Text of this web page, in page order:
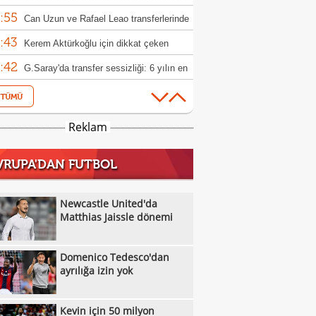
Can Uzun ve Rafael Leao transferlerinde
sunduKerem Aktürkoğlu için dikkat çeken
G.Saray'da transfer sessizliği: 6 yılın en
rakamıTrabzonspor'un Salah karşılamasını
konuşuyor...
Galatasaray, Benjamin Pavard
Osimhen, Icardi sonrası teklifi reddetti
"Trabzonspor, Salah'ın parasını çıkardı
Hradec Kralove - Beşiktaş: Muhtemel
Fenerbahçe'de Sidiki Cherif için Stuttgart
Türkiye, U18 Kadınlar Avrupa
Reklam
FUTBOL
Newcastle United'da
Matthias Jaissle dönemi
Domenico Tedesco'dan
ayrılığa izin yok
Kevin için 50 milyon